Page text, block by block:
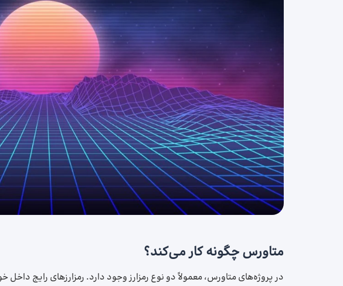
متاورس چگونه کار می‌کند؟
در پروژه‌های متاورس، معمولاً دو نوع رمزارز وجود دارد. رمزارزهای رایج داخل